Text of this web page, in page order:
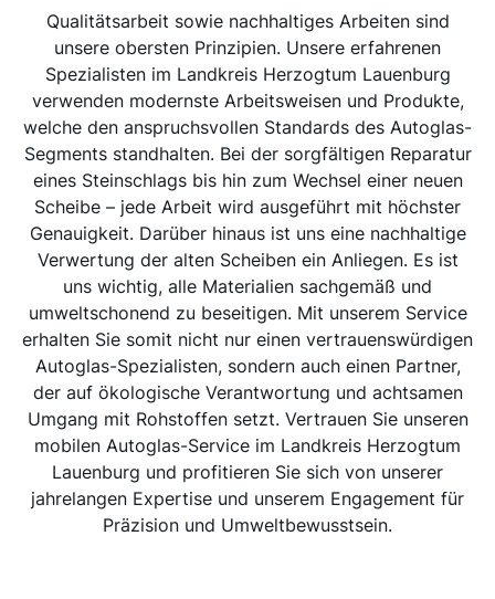
Qualitätsarbeit sowie nachhaltiges Arbeiten sind
unsere obersten Prinzipien. Unsere erfahrenen
Spezialisten im Landkreis Herzogtum Lauenburg
verwenden modernste Arbeitsweisen und Produkte,
welche den anspruchsvollen Standards des Autoglas-
Segments standhalten. Bei der sorgfältigen Reparatur
eines Steinschlags bis hin zum Wechsel einer neuen
Scheibe – jede Arbeit wird ausgeführt mit höchster
Genauigkeit. Darüber hinaus ist uns eine nachhaltige
Verwertung der alten Scheiben ein Anliegen. Es ist
uns wichtig, alle Materialien sachgemäß und
umweltschonend zu beseitigen. Mit unserem Service
erhalten Sie somit nicht nur einen vertrauenswürdigen
Autoglas-Spezialisten, sondern auch einen Partner,
der auf ökologische Verantwortung und achtsamen
Umgang mit Rohstoffen setzt. Vertrauen Sie unseren
mobilen Autoglas-Service im Landkreis Herzogtum
Lauenburg und profitieren Sie sich von unserer
jahrelangen Expertise und unserem Engagement für
Präzision und Umweltbewusstsein.